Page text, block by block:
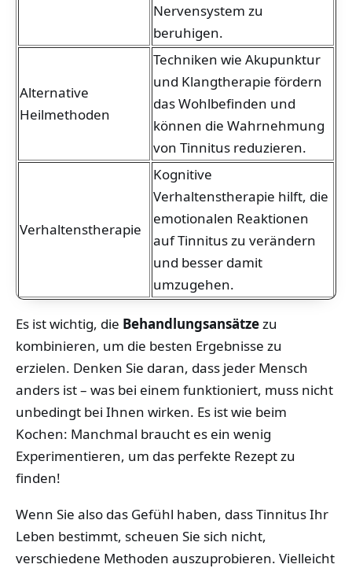
Nervensystem zu
beruhigen.
Alternative
Heilmethoden
Techniken wie Akupunktur
und Klangtherapie fördern
das Wohlbefinden und
können die Wahrnehmung
von Tinnitus reduzieren.
Verhaltenstherapie
Kognitive
Verhaltenstherapie hilft, die
emotionalen Reaktionen
auf Tinnitus zu verändern
und besser damit
umzugehen.
Es ist wichtig, die Behandlungsansätzezu
kombinieren, um die besten Ergebnisse zu
erzielen. Denken Sie daran, dass jeder Mensch
anders ist – was bei einem funktioniert, muss nicht
unbedingt bei Ihnen wirken. Es ist wie beim
Kochen: Manchmal braucht es ein wenig
Experimentieren, um das perfekte Rezept zu
finden!
Wenn Sie also das Gefühl haben, dass Tinnitus Ihr
Leben bestimmt, scheuen Sie sich nicht,
verschiedene Methoden auszuprobieren. Vielleicht